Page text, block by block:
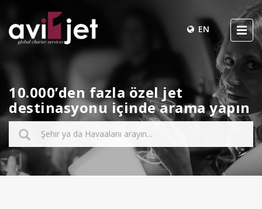
EN
10.000’den fazla özel jet
destinasyonu içinde arama yapın